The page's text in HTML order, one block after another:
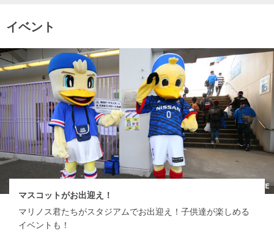
イベント
マスコットがお出迎え！
マリノス君たちがスタジアムでお出迎え！子供達が楽しめる
イベントも！